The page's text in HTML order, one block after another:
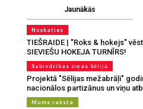
Jaunākās
Noskaties
TIEŠRAIDE | "Roks & hokejs"
SIEVIEŠU HOKEJA TURNĪRS!
Sabiedrības ziņas Sēlijā
Projektā "Sēlijas mežabrāļi"
nacionālos partizānus un viņu
Mums raksta